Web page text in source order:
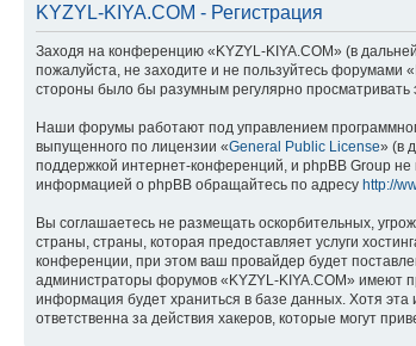
KYZYL-KIYA.COM - Регистрация
Заходя на конференцию «KYZYL-KIYA.COM» (в
пожалуйста, не заходите и не пользуйтесь форумами
стороны было бы разумным регулярно просматривать
Наши форумы работают под управлением
выпущенного по лицензии «General Public License» (в
поддержкой интернет-конференций, и phpBB Group не
информацией о phpBB обращайтесь по адресу http://
Вы соглашаетесь не размещать оскорбительных,
страны, страны, которая предоставляет услуги
конференции, при этом ваш провайдер будет
администраторы форумов «KYZYL-KIYA.COM» имеют
информация будет храниться в базе данных. Хотя
ответственна за действия хакеров, которые могут